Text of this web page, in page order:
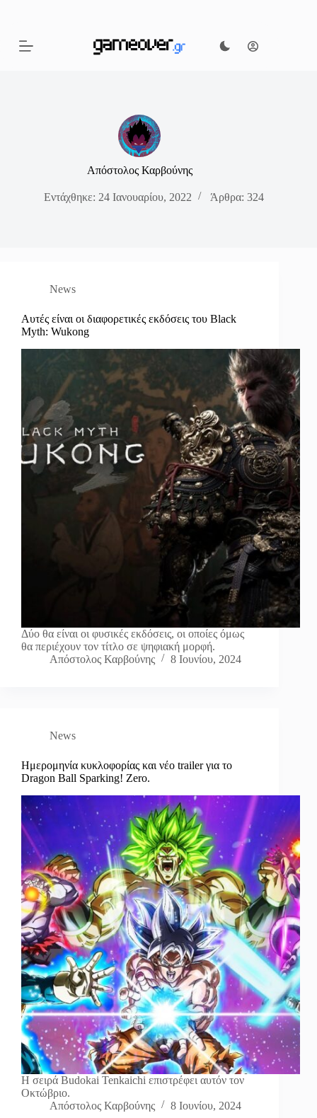
Απόστολος Καρβούνης
Εντάχθηκε: 24 Ιανουαρίου, 2022 Άρθρα: 324
News
Αυτές είναι οι διαφορετικές εκδόσεις του Black
Myth: Wukong
Δύο θα είναι οι φυσικές εκδόσεις, οι οποίες όμως
θα περιέχουν τον τίτλο σε ψηφιακή μορφή.
Απόστολος Καρβούνης
8 Ιουνίου, 2024
News
Ημερομηνία κυκλοφορίας και νέο trailer για το
Dragon Ball Sparking! Zero.
Η σειρά Budokai Tenkaichi επιστρέφει αυτόν τον
Οκτώβριο.
Απόστολος Καρβούνης
8 Ιουνίου, 2024